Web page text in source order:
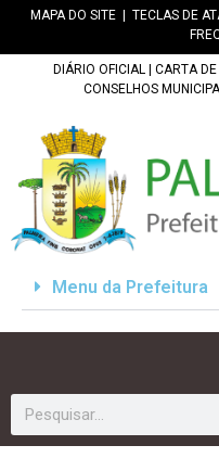
MAPA DO SITE TECLAS DE
DIÁRIO OFICIAL CARTA
CONSELHOS
Menu da Prefeitura